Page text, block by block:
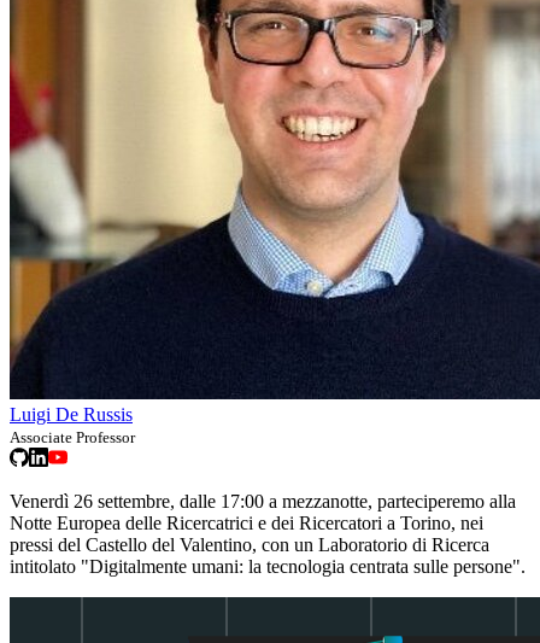
Luigi De Russis
Associate Professor
Venerdì 26 settembre, dalle 17:00 a mezzanotte, parteciperemo alla
Notte Europea delle Ricercatrici e dei Ricercatori a Torino, nei
pressi del Castello del Valentino, con un Laboratorio di Ricerca
intitolato "Digitalmente umani: la tecnologia centrata sulle persone".